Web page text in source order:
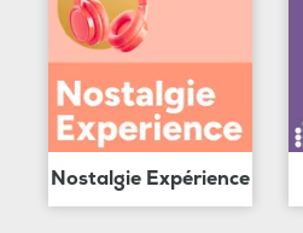
Nostalgie Expérience